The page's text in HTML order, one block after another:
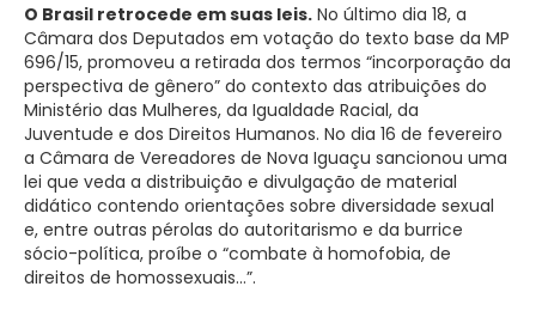
O Brasil retrocede em suas leis. No último dia 18, a
Câmara dos Deputados em votação do texto base da MP
696/15, promoveu a retirada dos termos “incorporação da
perspectiva de gênero” do contexto das atribuições do
Ministério das Mulheres, da Igualdade Racial, da
Juventude e dos Direitos Humanos. No dia 16 de fevereiro
a Câmara de Vereadores de Nova Iguaçu sancionou uma
lei que veda a distribuição e divulgação de material
didático contendo orientações sobre diversidade sexual
e, entre outras pérolas do autoritarismo e da burrice
sócio-política, proíbe o “combate à homofobia, de
direitos de homossexuais…”.